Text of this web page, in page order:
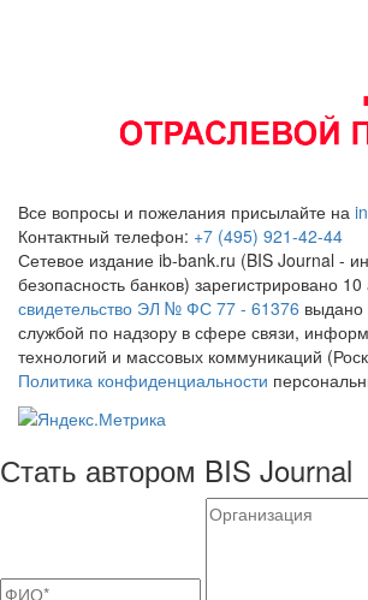
Все вопросы и пожелания присылайте на
Контактный телефон: +7 (495) 921-42-44
Сетевое издание ib-bank.ru (BIS Journal -
безопасность банков) зарегистрировано
свидетельство ЭЛ № ФС 77 - 61376
службой по надзору в сфере связи,
технологий и массовых коммуникаций
Политика конфиденциальности
Стать автором BIS Journal